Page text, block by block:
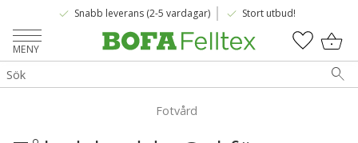
Meny
done Snabb leverans (2-5 vardagar) done Stort utbud!
Fotvård